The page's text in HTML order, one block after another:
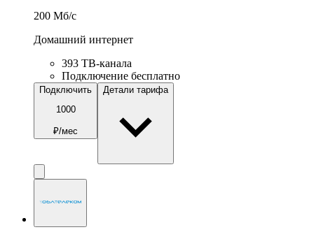
200 Мб/c
Домашний интернет
393 ТВ-канала
Подключение бесплатно
Подключить
1000
₽/мес
Детали тарифа